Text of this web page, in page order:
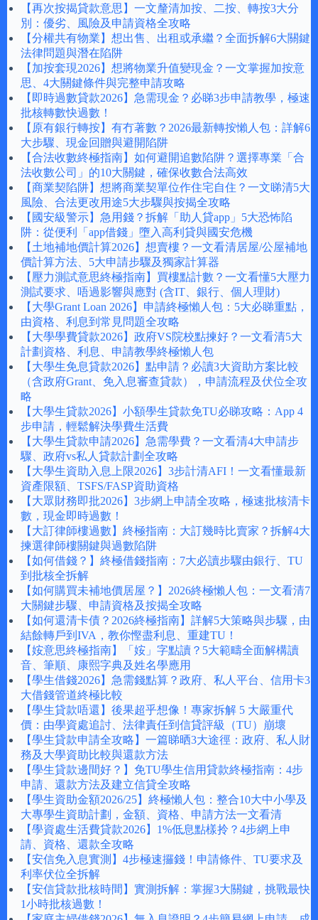
【再次按揭貸款意思】一文釐清加按、二按、轉按3大分
別：優劣、風險及申請資格全攻略
【分權共有物業】想出售、出租或承繼？全面拆解6大關鍵
法律問題與潛在陷阱
【加按套現2026】想將物業升值變現金？一文掌握加按意
思、4大關鍵條件與完整申請攻略
【即時過數貸款2026】急需現金？必睇3步申請教學，極速
批核轉數快過數！
【原有銀行轉按】有冇著數？2026最新轉按懶人包：詳解6
大步驟、現金回贈與避開陷阱
【合法收數終極指南】如何避開追數陷阱？選擇專業「合
法收數公司」的10大關鍵，確保收數合法高效
【商業契陷阱】想將商業契單位作住宅自住？一文睇清5大
風險、合法更改用途5大步驟與按揭全攻略
【國安級警示】急用錢？拆解「助人貸app」5大恐怖陷
阱：從便利「app借錢」墮入高利貸與國安危機
【土地補地價計算2026】想賣樓？一文看清居屋/公屋補地
價計算方法、5大申請步驟及獨家計算器
【壓力測試意思終極指南】買樓點計數？一文看懂5大壓力
測試要求、唔過影響與應對 (含IT、銀行、個人理財)
【大學Grant Loan 2026】申請終極懶人包：5大必睇重點，
由資格、利息到常見問題全攻略
【大學學費貸款2026】政府VS院校點揀好？一文看清5大
計劃資格、利息、申請教學終極懶人包
【大學生免息貸款2026】點申請？必讀3大資助方案比較
（含政府Grant、免入息審查貸款），申請流程及伏位全攻
略
【大學生貸款2026】小額學生貸款免TU必睇攻略：App 4
步申請，輕鬆解決學費生活費
【大學生貸款申請2026】急需學費？一文看清4大申請步
驟、政府vs私人貸款計劃全攻略
【大學生資助入息上限2026】3步計清AFI！一文看懂最新
資產限額、TSFS/FASP資助資格
【大眾財務即批2026】3步網上申請全攻略，極速批核清卡
數，現金即時過數！
【大訂律師樓過數】終極指南：大訂幾時比賣家？拆解4大
揀選律師樓關鍵與過數陷阱
【如何借錢？】終極借錢指南：7大必讀步驟由銀行、TU
到批核全拆解
【如何購買未補地價居屋？】2026終極懶人包：一文看清7
大關鍵步驟、申請資格及按揭全攻略
【如何還清卡債？2026終極指南】詳解5大策略與步驟，由
結餘轉戶到IVA，教你慳盡利息、重建TU！
【姲意思終極指南】「姲」字點讀？5大範疇全面解構讀
音、筆順、康熙字典及姓名學應用
【學生借錢2026】急需錢點算？政府、私人平台、信用卡3
大借錢管道終極比較
【學生貸款唔還】後果超乎想像！專家拆解 5 大嚴重代
價：由學資處追討、法律責任到信貸評級（TU）崩壞
【學生貸款申請全攻略】一篇睇晒3大途徑：政府、私人財
務及大學資助比較與還款方法
【學生貸款邊間好？】免TU學生信用貸款終極指南：4步
申請、還款方法及建立信貸全攻略
【學生資助金額2026/25】終極懶人包：整合10大中小學及
大專學生資助計劃，金額、資格、申請方法一文看清
【學資處生活費貸款2026】1%低息點樣拎？4步網上申
請、資格、還款全攻略
【安信免入息實測】4步極速攞錢！申請條件、TU要求及
利率伏位全拆解
【安信貸款批核時間】實測拆解：掌握3大關鍵，挑戰最快
1小時批核過數！